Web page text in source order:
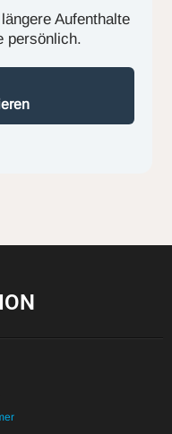
Aufenthalte
persönlich.